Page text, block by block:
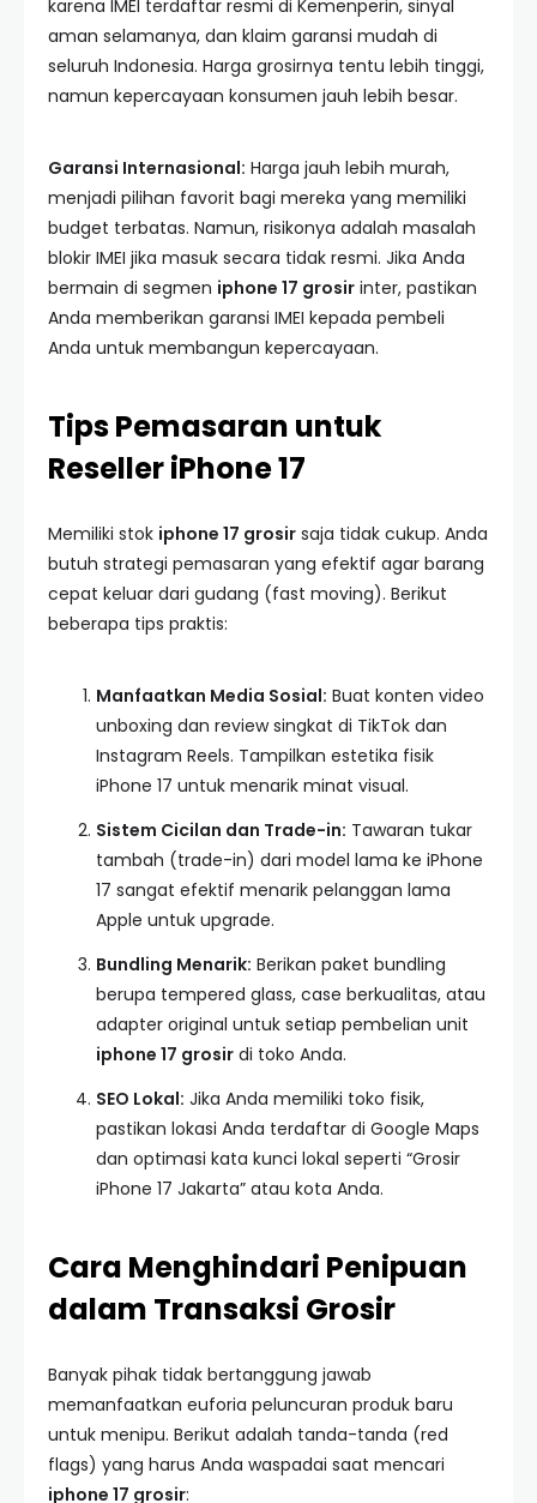
karena IMEI terdaftar resmi di Kemenperin, sinyal
aman selamanya, dan klaim garansi mudah di
seluruh Indonesia. Harga grosirnya tentu lebih tinggi,
namun kepercayaan konsumen jauh lebih besar.
Garansi Internasional: Harga jauh lebih murah,
menjadi pilihan favorit bagi mereka yang memiliki
budget terbatas. Namun, risikonya adalah masalah
blokir IMEI jika masuk secara tidak resmi. Jika Anda
bermain di segmen iphone 17 grosir inter, pastikan
Anda memberikan garansi IMEI kepada pembeli
Anda untuk membangun kepercayaan.
Tips Pemasaran untuk
Reseller iPhone 17
Memiliki stok iphone 17 grosir saja tidak cukup. Anda
butuh strategi pemasaran yang efektif agar barang
cepat keluar dari gudang (fast moving). Berikut
beberapa tips praktis:
Manfaatkan Media Sosial: Buat konten video
unboxing dan review singkat di TikTok dan
Instagram Reels. Tampilkan estetika fisik
iPhone 17 untuk menarik minat visual.
Sistem Cicilan dan Trade-in: Tawaran tukar
tambah (trade-in) dari model lama ke iPhone
17 sangat efektif menarik pelanggan lama
Apple untuk upgrade.
Bundling Menarik: Berikan paket bundling
berupa tempered glass, case berkualitas, atau
adapter original untuk setiap pembelian unit
iphone 17 grosir di toko Anda.
SEO Lokal: Jika Anda memiliki toko fisik,
pastikan lokasi Anda terdaftar di Google Maps
dan optimasi kata kunci lokal seperti “Grosir
iPhone 17 Jakarta” atau kota Anda.
Cara Menghindari Penipuan
dalam Transaksi Grosir
Banyak pihak tidak bertanggung jawab
memanfaatkan euforia peluncuran produk baru
untuk menipu. Berikut adalah tanda-tanda (red
flags) yang harus Anda waspadai saat mencari
iphone 17 grosir: